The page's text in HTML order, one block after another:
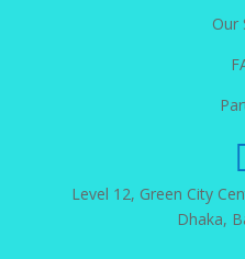
Our
Level 12, Green City
Dhaka,